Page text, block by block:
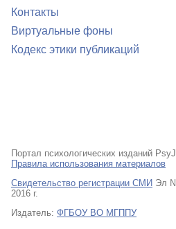
Контакты
Виртуальные фоны
Кодекс этики публикаций
Портал психологических изданий
Правила использования материалов
Свидетельство регистрации СМИ Эл
2016 г.
Издатель: ФГБОУ ВО МГППУ